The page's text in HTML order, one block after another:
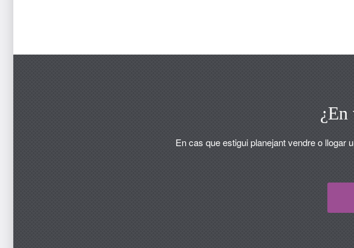
¿En
En cas que estigui planejant vendre o llogar